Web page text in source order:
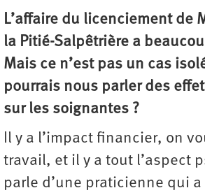
L’affaire du licenciement de
la Pitié-Salpêtrière a
Mais ce n’est pas un cas
pourrais nous parler des
sur les soignantes ?
Il y a l’impact financier, on
travail, et il y a tout l’aspect
parle d’une praticienne qui